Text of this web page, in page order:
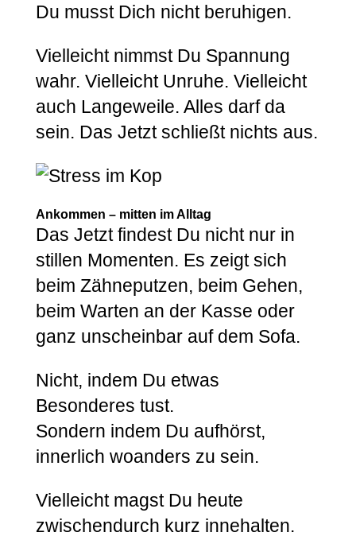
Du musst Dich nicht beruhigen.
Vielleicht nimmst Du Spannung
wahr. Vielleicht Unruhe. Vielleicht
auch Langeweile. Alles darf da
sein. Das Jetzt schließt nichts aus.
Ankommen – mitten im Alltag
Das Jetzt findest Du nicht nur in
stillen Momenten. Es zeigt sich
beim Zähneputzen, beim Gehen,
beim Warten an der Kasse oder
ganz unscheinbar auf dem Sofa.
Nicht, indem Du etwas
Besonderes tust.
Sondern indem Du aufhörst,
innerlich woanders zu sein.
Vielleicht magst Du heute
zwischendurch kurz innehalten.